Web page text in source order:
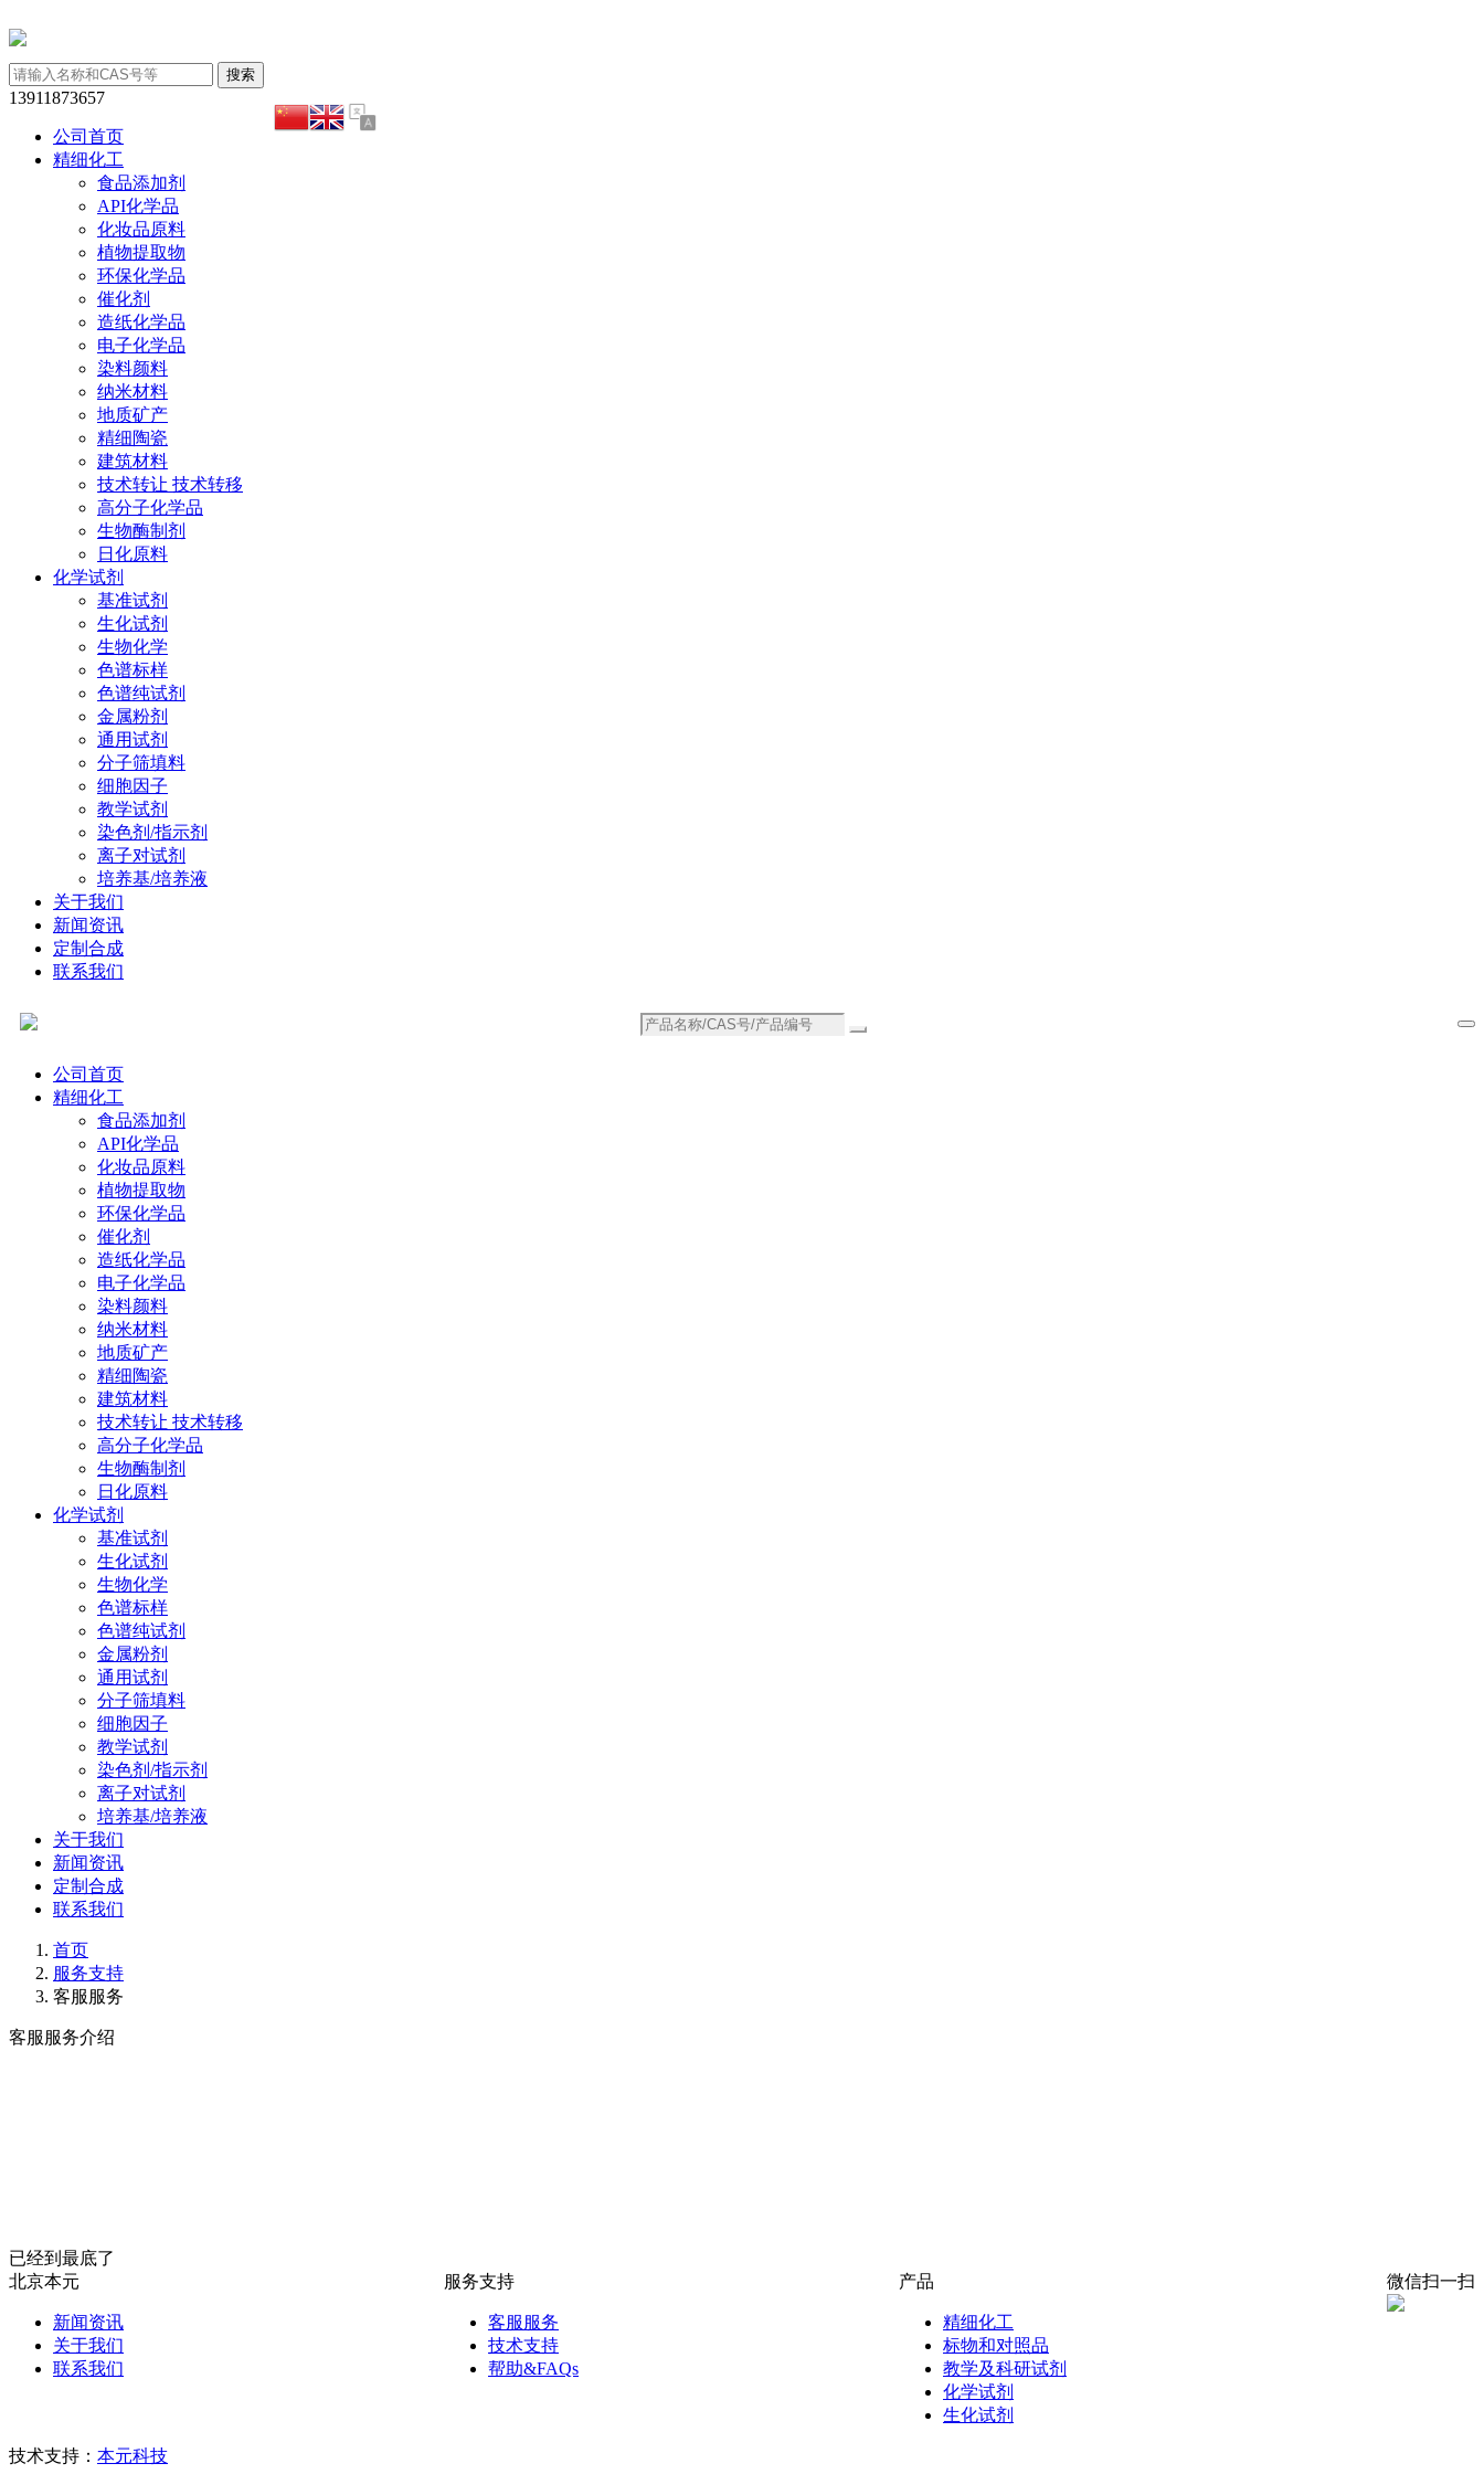
13911873657
公司首页
精细化工
食品添加剂
API化学品
化妆品原料
植物提取物
环保化学品
催化剂
造纸化学品
电子化学品
染料颜料
纳米材料
地质矿产
精细陶瓷
建筑材料
技术转让 技术转移
高分子化学品
生物酶制剂
日化原料
化学试剂
基准试剂
生化试剂
生物化学
色谱标样
色谱纯试剂
金属粉剂
通用试剂
分子筛填料
细胞因子
教学试剂
染色剂/指示剂
离子对试剂
培养基/培养液
关于我们
新闻资讯
定制合成
联系我们
公司首页
精细化工
食品添加剂
API化学品
化妆品原料
植物提取物
环保化学品
催化剂
造纸化学品
电子化学品
染料颜料
纳米材料
地质矿产
精细陶瓷
建筑材料
技术转让 技术转移
高分子化学品
生物酶制剂
日化原料
化学试剂
基准试剂
生化试剂
生物化学
色谱标样
色谱纯试剂
金属粉剂
通用试剂
分子筛填料
细胞因子
教学试剂
染色剂/指示剂
离子对试剂
培养基/培养液
关于我们
新闻资讯
定制合成
联系我们
首页
服务支持
客服服务
客服服务介绍
已经到最底了
北京本元
新闻资讯
关于我们
联系我们
服务支持
客服服务
技术支持
帮助&FAQs
产品
精细化工
标物和对照品
教学及科研试剂
化学试剂
生化试剂
微信扫一扫
技术支持： 本元科技